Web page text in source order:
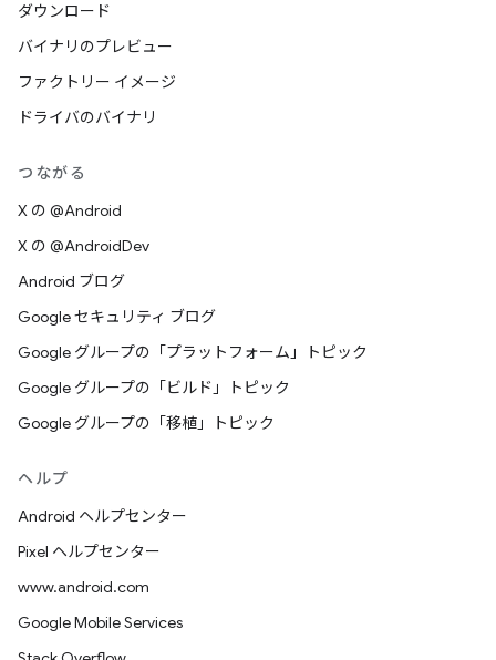
ダウンロード
バイナリのプレビュー
ファクトリー イメージ
ドライバのバイナリ
つながる
X の @Android
X の @AndroidDev
Android ブログ
Google セキュリティ ブログ
Google グループの「プラットフォーム」トピック
Google グループの「ビルド」トピック
Google グループの「移植」トピック
ヘルプ
Android ヘルプセンター
Pixel ヘルプセンター
www.android.com
Google Mobile Services